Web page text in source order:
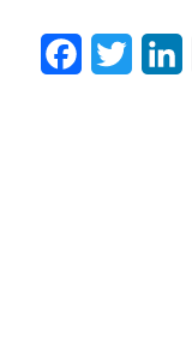
FacebookTwitter